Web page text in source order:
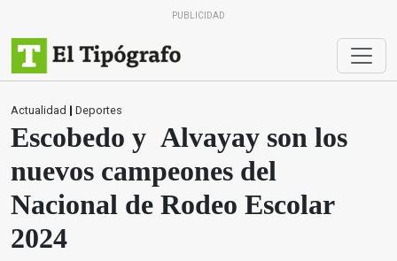
PUBLICIDAD
Actualidad | Deportes
Escobedo y Alvayay son los
nuevos campeones del
Nacional de Rodeo Escolar
2024